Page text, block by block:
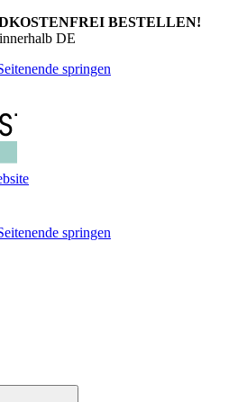
BESTELLEN!
DE
springen
springen